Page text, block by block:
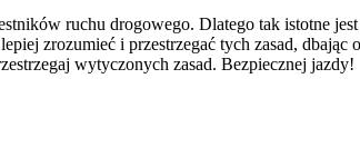
ruchu drogowego. Dlatego tak istotne
zrozumieć i przestrzegać‍ tych zasad,
wytyczonych⁣ zasad.​ Bezpiecznej jazdy!